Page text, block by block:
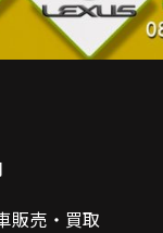
販売・買取